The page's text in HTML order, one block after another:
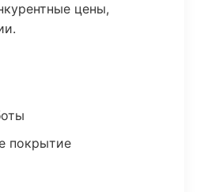
цены,
покрытие